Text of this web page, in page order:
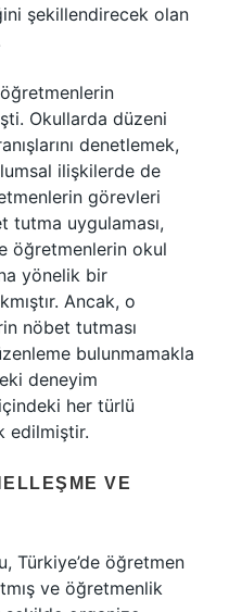
şekillendirecek olan
öğretmenlerin
Okullarda düzeni
denetlemek,
ilişkilerde de
görevleri
tutma uygulaması,
öğretmenlerin okul
yönelik bir
Ancak, o
nöbet tutması
bulunmamakla
deneyim
her türlü
edilmiştir.
VE
Türkiye’de öğretmen
ve öğretmenlik